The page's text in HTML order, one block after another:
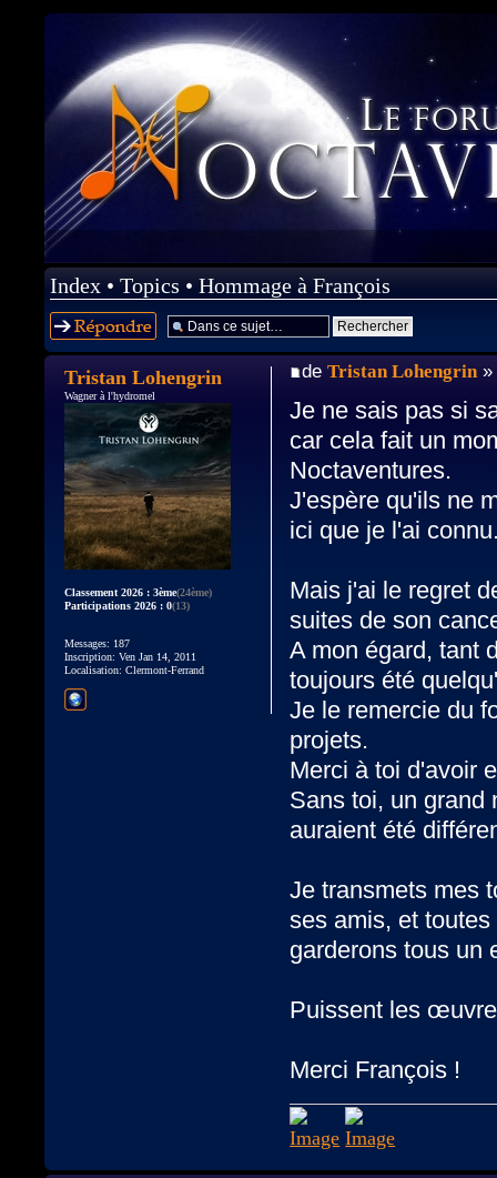
Index • Topics • Hommage à François
Répondre
deTristan Lohengrin»
Je ne sais pas si
car cela fait un
Noctaventures.
J'espère qu'ils ne
ici que je l'ai
Mais j'ai le regret
suites de son
A mon égard, tant
toujours été
Je le remercie du
projets.
Merci à toi d'avoir
Sans toi, un grand
auraient été
Je transmets mes
ses amis, et
garderons tous un
Puissent les
Merci François !
Tristan Lohengrin
Wagner à l'hydromel
Classement 2026 : 3ème(24ème)
Participations 2026 : 0(13)
Messages: 187
Inscription: Ven Jan 14, 2011
Localisation: Clermont-Ferrand